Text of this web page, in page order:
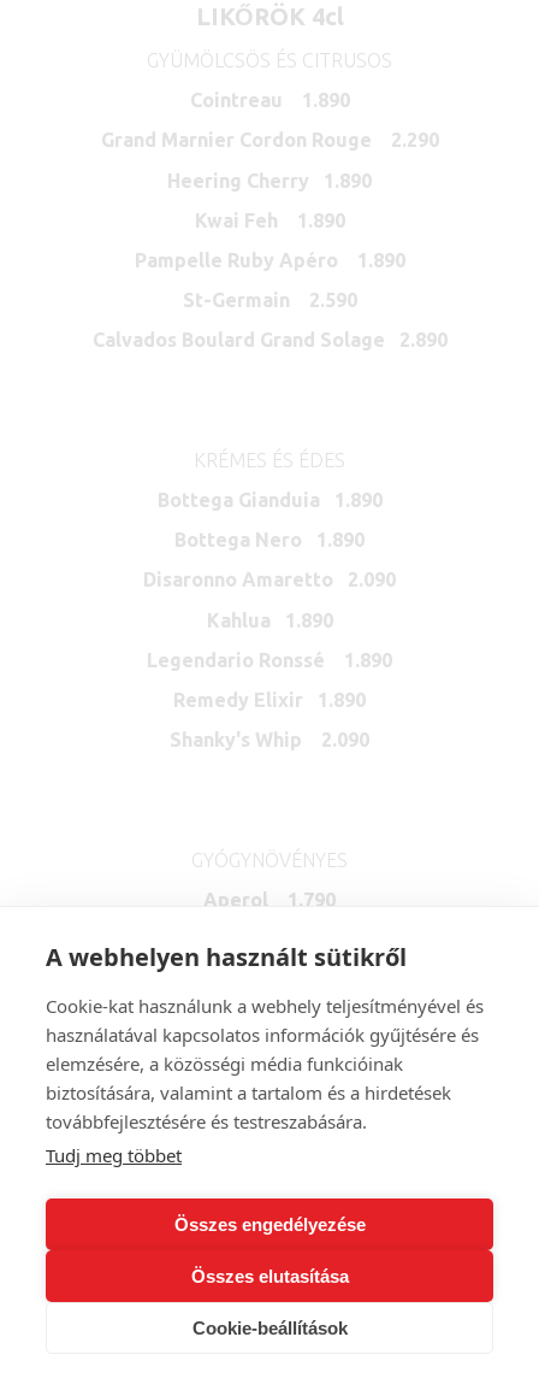
A webhelyen használt sütikről
Cookie-kat használunk a webhely teljesítményével és
használatával kapcsolatos információk gyűjtésére és
elemzésére, a közösségi média funkcióinak
biztosítására, valamint a tartalom és a hirdetések
továbbfejlesztésére és testreszabására.
Tudj meg többet
Összes engedélyezése
Összes elutasítása
Cookie-beállítások
LIKŐRÖK 4cl
GYÜMÖLCSÖS ÉS CITRUSOS
Cointreau 1.890
Grand Marnier Cordon Rouge 2.290
Heering Cherry 1.890
Kwai Feh 1.890
Pampelle Ruby Apéro 1.890
St-Germain 2.590
Calvados Boulard Grand Solage 2.890
KRÉMES ÉS ÉDES
Bottega Gianduia 1.890
Bottega Nero 1.890
Disaronno Amaretto 2.090
Kahlua 1.890
Legendario Ronssé 1.890
Remedy Elixir 1.890
Shanky's Whip 2.090
GYÓGYNÖVÉNYES
Aperol 1.790
Jägermeister 1.990
Pernod 1.990
Per Se Aperitivo 1.990
Greycow Spicy Cherry 3.690
fűszeres meggylikőr 30%